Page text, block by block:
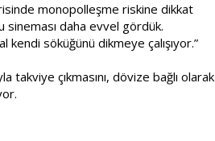
monopolleşme riskine dikkat
sineması daha evvel gördük.
kendi söküğünü dikmeye çalışıyor.”
takviye çıkmasını, dövize bağlı olarak